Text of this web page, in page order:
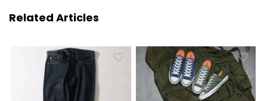
Related Articles